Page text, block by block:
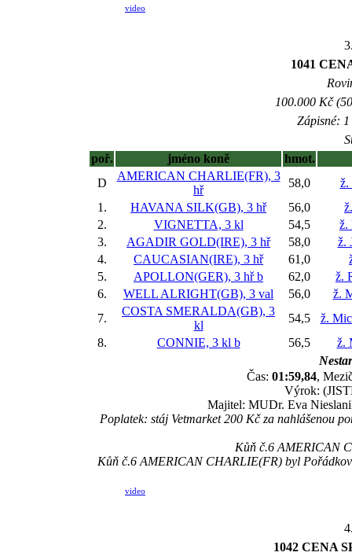
video
1041
100.000 Kč
Zápisné:
poř.
jméno koně
hmot.
D
AMERICAN CHARLIE(FR), 3
hř
58,0
ž.
1.
HAVANA SILK(GB), 3 hř 56,0
2.
VIGNETTA, 3 kl 54,5
ž.
3.
AGADIR GOLD(IRE), 3 hř 58,0
ž.
4.
CAUCASIAN(IRE), 3 hř 61,0
5.
APOLLON(GER), 3 hřb 62,0
ž.
6.
WELL ALRIGHT(GB), 3 val 56,0
ž.
7.
COSTA SMERALDA(GB), 3
kl
54,5
ž.
8.
CONNIE, 3 kl b 56,5
ž.
Čas: 01:59,84,
Výrok:
Majitel: MUDr. Eva
Poplatek: stáj Vetmarket 200 Kč za nahlášenou
Kůň č.6 AMERICAN
Kůň č.6 AMERICAN CHARLIE(FR) byl
video
1042 CENA